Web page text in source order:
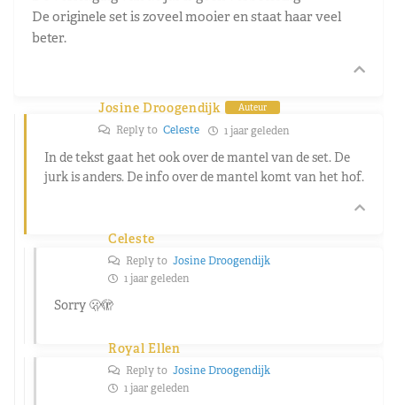
De originele set is zoveel mooier en staat haar veel
beter.
Josine Droogendijk Auteur
Reply to Celeste 1 jaar geleden
In de tekst gaat het ook over de mantel van de set. De
jurk is anders. De info over de mantel komt van het hof.
Celeste
Reply to Josine Droogendijk
1 jaar geleden
Sorry 🫢🫣
Royal Ellen
Reply to Josine Droogendijk
1 jaar geleden